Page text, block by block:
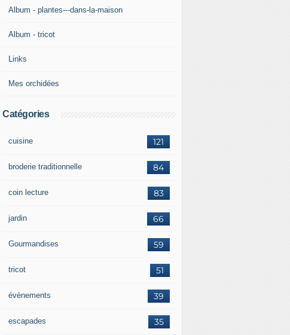
Album - plantes---dans-la-maison
Album - tricot
Links
Mes orchidées
Catégories
121
cuisine
84
broderie traditionnelle
83
coin lecture
66
jardin
59
Gourmandises
51
tricot
39
évènements
35
escapades